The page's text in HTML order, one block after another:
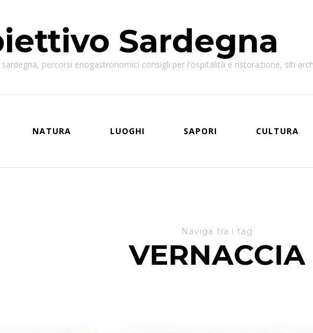
Sardegna
sardegna, percorsi enogastronomici consigli per l'ospitalità e ristorazione, siti
NATURA LUOGHI SAPORI CULTURA
Naviga tra i tag
VERNACCIA